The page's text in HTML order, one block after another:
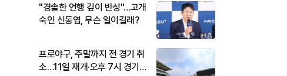
"경솔한 언행 깊이 반성"…고개
숙인 신동엽, 무슨 일이길래?
프로야구, 주말까지 전 경기 취
소…11일 재개·오후 7시 경기